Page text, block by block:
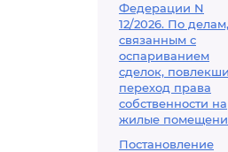
Федерации N
12/2026. По делам,
связанным с
оспариванием
сделок,
переход права
собственности на
жилые
Постановление